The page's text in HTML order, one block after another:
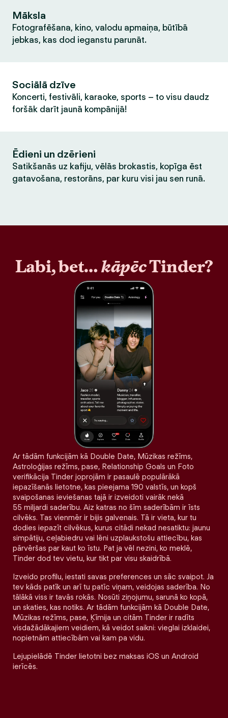
Māksla
Fotografēšana, kino, valodu apmaiņa, būtībā
jebkas, kas dod ieganstu parunāt.
Sociālā dzīve
Koncerti, festivāli, karaoke, sports – to visu daudz
foršāk darīt jaunā kompānijā!
Ēdieni un dzērieni
Satikšanās uz kafiju, vēlās brokastis, kopīga ēst
gatavošana, restorāns, par kuru visi jau sen runā.
Labi, bet…kāpēcTinder?
Ar tādām funkcijām kā Double Date, Mūzikas režīms,
Astroloģijas režīms, pase, Relationship Goals un Foto
verifikācija Tinder joprojām ir pasaulē populārākā
iepazīšanās lietotne, kas pieejama 190 valstīs, un kopš
svaipošanas ieviešanas tajā ir izveidoti vairāk nekā
55 miljardi saderību. Aiz katras no šīm saderībām ir īsts
cilvēks. Tas vienmēr ir bijis galvenais. Tā ir vieta, kur tu
dodies iepazīt cilvēkus, kurus citādi nekad nesatiktu: jaunu
simpātiju, ceļabiedru vai lēni uzplaukstošu attiecību, kas
pārvēršas par kaut ko īstu. Pat ja vēl nezini, ko meklē,
Tinder dod tev vietu, kur tikt par visu skaidrībā.
Izveido profilu, iestati savas preferences un sāc svaipot. Ja
tev kāds patīk un arī tu patīc viņam, veidojas saderība. No
tālākā viss ir tavās rokās. Nosūti ziņojumu, sarunā ko kopā,
un skaties, kas notiks. Ar tādām funkcijām kā Double Date,
Mūzikas režīms, pase, Ķīmija un citām Tinder ir radīts
visdažādākajiem veidiem, kā veidot saikni: vieglai izklaidei,
nopietnām attiecībām vai kam pa vidu.
Lejupielādē Tinder lietotni bez maksas iOS un Android
ierīcēs.